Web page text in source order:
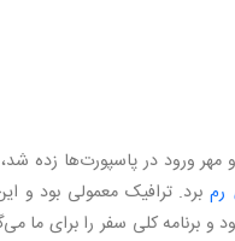
ورود در پاسپورت‌ها زده
رم
برنامه کلی سفر را برای ما